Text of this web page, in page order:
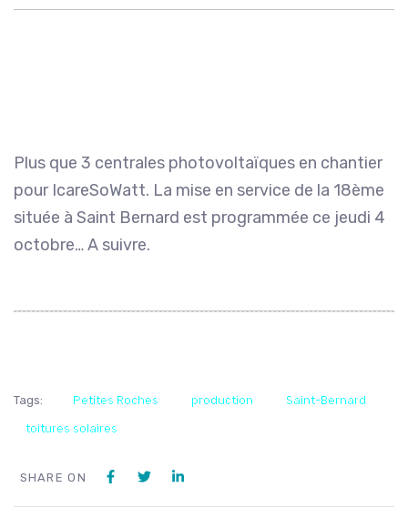
Plus que 3 centrales photovoltaïques en chantier
pour IcareSoWatt. La mise en service de la 18ème
située à Saint Bernard est programmée ce jeudi 4
octobre… A suivre.
Tags: Petites Roches production Saint-Bernard
toitures solaires
SHARE ON